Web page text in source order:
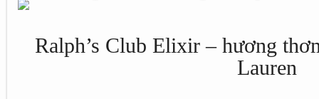
Ralph’s Club Elixir – hương
Lauren